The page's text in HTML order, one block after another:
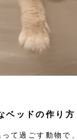
ベッドの作り方
て過ごす動物で